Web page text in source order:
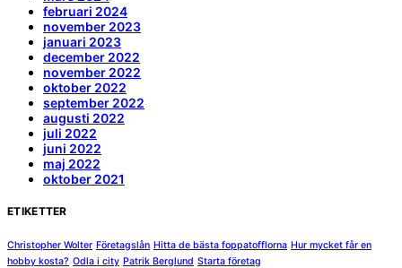
februari 2024
november 2023
januari 2023
december 2022
november 2022
oktober 2022
september 2022
augusti 2022
juli 2022
juni 2022
maj 2022
oktober 2021
ETIKETTER
Christopher Wolter Företagslån Hitta de bästa foppatofflorna Hur mycket får en
hobby kosta? Odla i city Patrik Berglund Starta företag